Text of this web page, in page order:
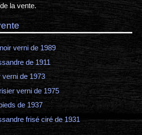
la vente.
verni de 1989
de 1911
verni de 1973
verni de 1975
de 1937
frisé ciré de 1931